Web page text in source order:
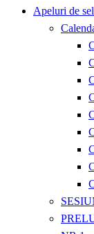
Apeluri de